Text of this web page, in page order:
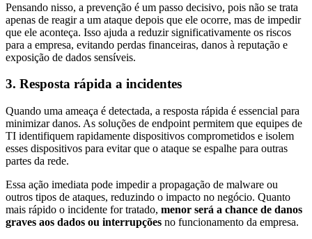
Pensando nisso, a prevenção é um passo decisivo, pois não se trata
apenas de reagir a um ataque depois que ele ocorre, mas de impedir
que ele aconteça. Isso ajuda a reduzir significativamente os riscos
para a empresa, evitando perdas financeiras, danos à reputação e
exposição de dados sensíveis.
3. Resposta rápida a incidentes
Quando uma ameaça é detectada, a resposta rápida é essencial para
minimizar danos. As soluções de endpoint permitem que equipes de
TI identifiquem rapidamente dispositivos comprometidos e isolem
esses dispositivos para evitar que o ataque se espalhe para outras
partes da rede.
Essa ação imediata pode impedir a propagação de malware ou
outros tipos de ataques, reduzindo o impacto no negócio. Quanto
mais rápido o incidente for tratado, menor será a chance de danos
graves aos dados ou interrupções no funcionamento da empresa.